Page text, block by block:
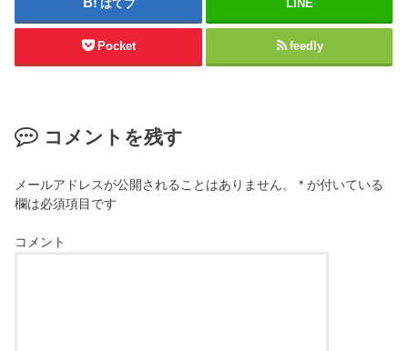
はてブ LINE
Pocket feedly
コメントを残す
メールアドレスが公開されることはありません。 * が付いている
欄は必須項目です
コメント